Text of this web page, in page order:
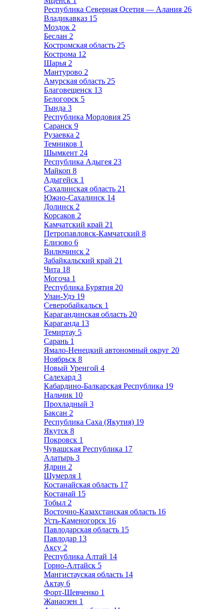
Республика Северная Осетия — Алания 26
Владикавказ 15
Моздок 2
Беслан 2
Костромская область 25
Кострома 12
Шарья 2
Мантурово 2
Амурская область 25
Благовещенск 13
Белогорск 5
Тында 3
Республика Мордовия 25
Саранск 9
Рузаевка 2
Темников 1
Шымкент 24
Республика Адыгея 23
Майкоп 8
Адыгейск 1
Сахалинская область 21
Южно-Сахалинск 14
Долинск 2
Корсаков 2
Камчатский край 21
Петропавловск-Камчатский 8
Елизово 6
Вилючинск 2
Забайкальский край 21
Чита 18
Могоча 1
Республика Бурятия 20
Улан-Удэ 19
Северобайкальск 1
Карагандинская область 20
Караганда 13
Темиртау 5
Сарань 1
Ямало-Ненецкий автономный округ 20
Ноябрьск 8
Новый Уренгой 4
Салехард 3
Кабардино-Балкарская Республика 19
Нальчик 10
Прохладный 3
Баксан 2
Республика Саха (Якутия) 19
Якутск 8
Покровск 1
Чувашская Республика 17
Алатырь 3
Ядрин 2
Шумерля 1
Костанайская область 17
Костанай 15
Тобыл 2
Восточно-Казахстанская область 16
Усть-Каменогорск 16
Павлодарская область 15
Павлодар 13
Аксу 2
Республика Алтай 14
Горно-Алтайск 5
Мангистауская область 14
Актау 6
Форт-Шевченко 1
Жанаозен 1